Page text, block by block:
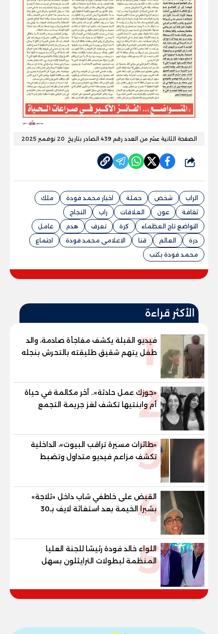
الصفحة الثانية عشر من العدد رقم 439 الصادر بتاريخ 20 نوفمبر 2025
شارك
الراب شخص حملة اخبار محمد فودة
ملك
ثقافة
عون العلاقات راب
النجاح
التواضع تاج العظماء
كرة تعرف هدم
عامل
درة
العالم قنا الاعلامى محمد فودة
اجتماع
محمد فودة يكتب
الأكثر قراءة
1
فيديو القبلة يكشف مفاجأة صادمة، والد
طفل يتهم شقيق طليقته بالتحرش بنجله
في القليوبية
2
«جوزك عمل حادثة».. آخر مكالمة في حياة
أم وابنتيها تكشف لغز جريمة التجمع
الخامس
3
«طائرات مسيرة تراقب البيوت»، الداخلية
تكشف مزاعم فيديو متداول وتضبط
صاحبه المريض نفسيا
4
القبض على خاطفي شاب داخل «ثلاجة»
بشبرا الخيمة بعد استغاثة لايف بـ30
دقيقة
5
اللواء خالد فودة رئيسًا للجنة العليا
المنظمة لبطولات الترايثلون بسهل
حشيش